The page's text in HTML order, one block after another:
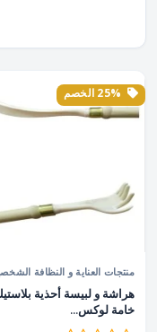
منتجات العناية و النظافة
هراشة و لبيسة أحذية
خامة لوكس...